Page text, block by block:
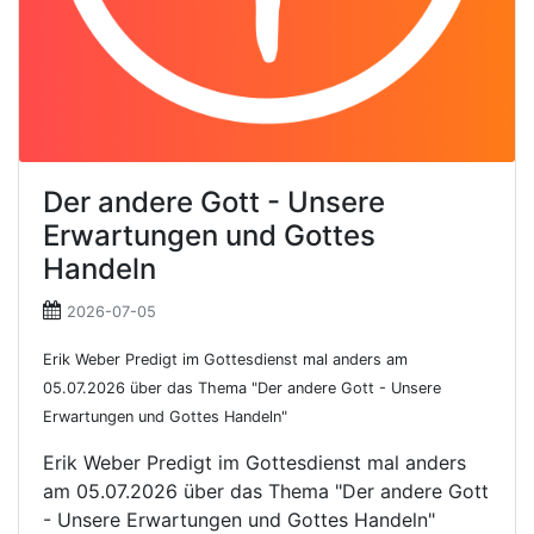
Der andere Gott - Unsere
Erwartungen und Gottes
Handeln
2026-07-05
Erik Weber Predigt im Gottesdienst mal anders am
05.07.2026 über das Thema "Der andere Gott - Unsere
Erwartungen und Gottes Handeln"
Erik Weber Predigt im Gottesdienst mal anders
am 05.07.2026 über das Thema "Der andere Gott
- Unsere Erwartungen und Gottes Handeln"